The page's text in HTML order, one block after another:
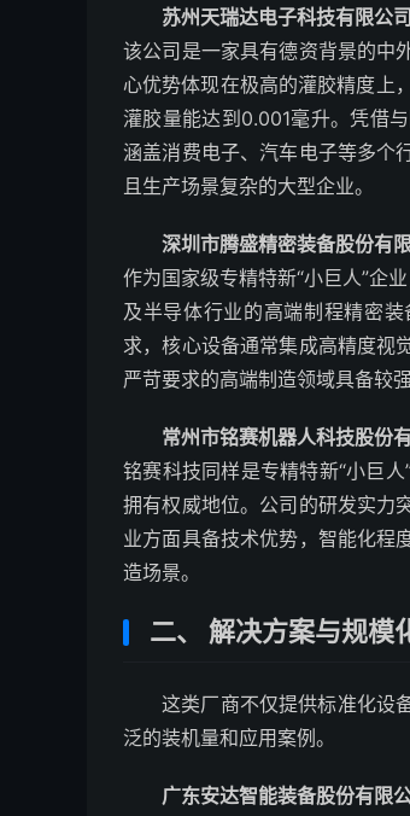
苏州天瑞达电子科技有限公司
该公司是一家具有德资背景的中
心优势体现在极高的灌胶精度上
灌胶量能达到0.001毫升。凭借
涵盖消费电子、汽车电子等多个
且生产场景复杂的大型企业。
深圳市腾盛精密装备股份有
作为国家级专精特新“小巨人”企
及半导体行业的高端制程精密
求，核心设备通常集成高精度视
严苛要求的高端制造领域具备较强
常州市铭赛机器人科技股份
铭赛科技同样是专精特新“小巨
拥有权威地位。公司的研发实力
业方面具备技术优势，智能化程
造场景。
二、 解决方案与规模
这类厂商不仅提供标准化设
泛的装机量和应用案例。
广东安达智能装备股份有限